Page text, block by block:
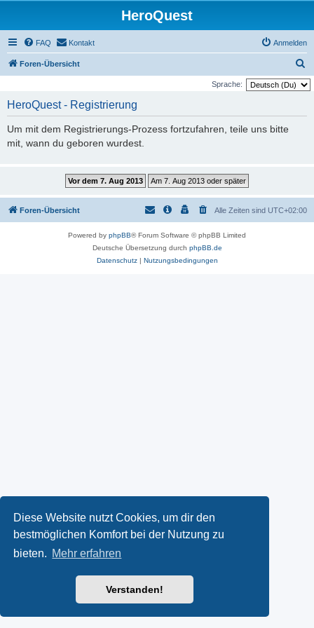
Diese Website nutzt Cookies, um dir den
bestmöglichen Komfort bei der Nutzung zu
bieten. Mehr erfahren
Verstanden!
HeroQuest
FAQ Kontakt Anmelden
Foren-Übersicht
u
Sprache:
HeroQuest - Registrierung
Um mit dem Registrierungs-Prozess fortzufahren, teile uns bitte
mit, wann du geboren wurdest.
Foren-Übersicht Alle Zeiten sind UTC+02:00
Powered by phpBB® Forum Software © phpBB Limited
Deutsche Übersetzung durch phpBB.de
Datenschutz| Nutzungsbedingungen